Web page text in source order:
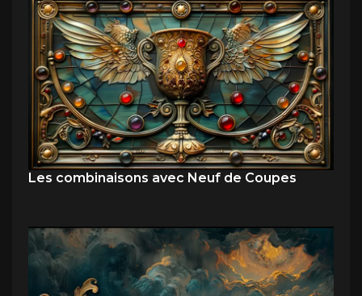
Les combinaisons avec Neuf de Coupes